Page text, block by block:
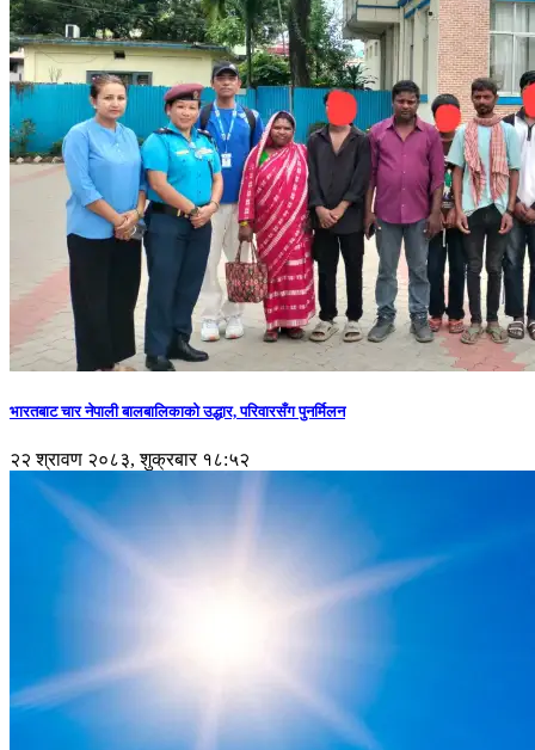
भारतबाट चार नेपाली बालबालिकाको उद्धार, परिवारसँग पुनर्मिलन
२२ श्रावण २०८३, शुक्रबार १८:५२